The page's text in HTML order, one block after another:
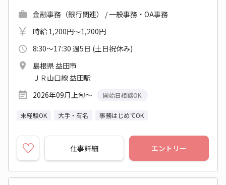
金融事務（銀行関連） / 一般事務・OA事務
時給 1,200円～1,200円
8:30～17:30 週5日 (土日祝休み)
島根県 益田市
ＪＲ山口線 益田駅
2026年09月上旬～
開始日相談OK
未経験OK 大手・有名 事務はじめてOK
仕事詳細 エントリー